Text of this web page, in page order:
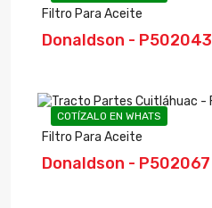
Filtro Para Aceite
Donaldson - P502043
COTÍZALO EN WHATS
Filtro Para Aceite
Donaldson - P502067